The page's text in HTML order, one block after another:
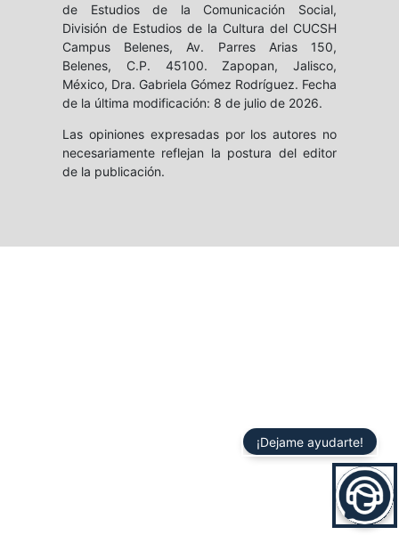
de Estudios de la Comunicación Social,
División de Estudios de la Cultura del CUCSH
Campus Belenes, Av. Parres Arias 150,
Belenes, C.P. 45100. Zapopan, Jalisco,
México, Dra. Gabriela Gómez Rodríguez. Fecha
de la última modificación: 8 de julio de 2026.
Las opiniones expresadas por los autores no
necesariamente reflejan la postura del editor
de la publicación.
¡Dejame ayudarte!